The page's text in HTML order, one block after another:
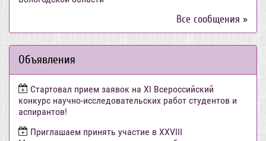
Все сообщения »
Объявления
Стартовал прием заявок на XI Всероссийский
конкурс научно-исследовательских работ студентов и
аспирантов!
Приглашаем принять участие в XXVIII